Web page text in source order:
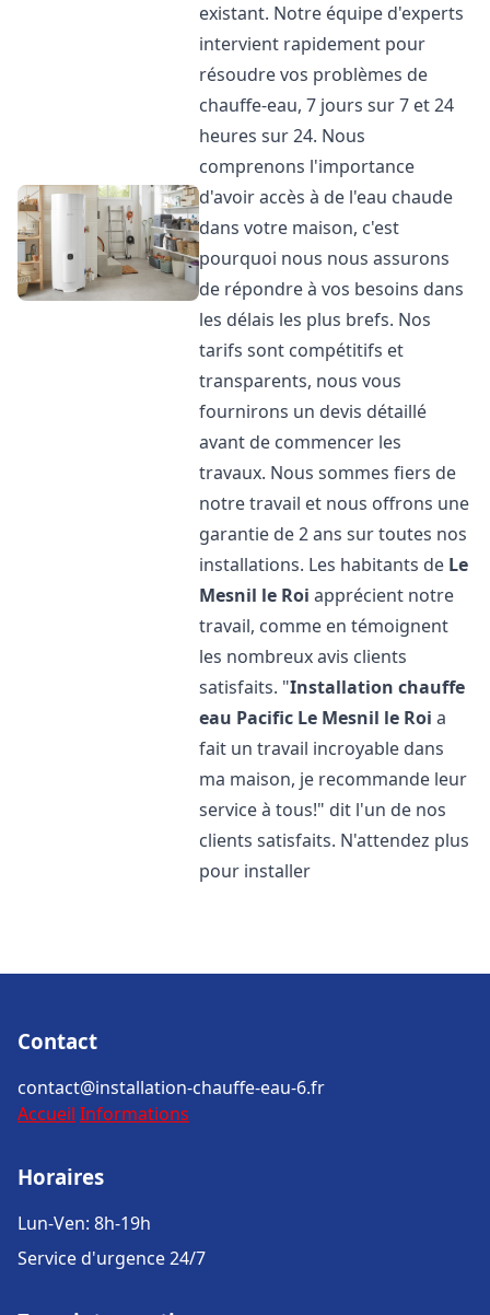
existant. Notre équipe d'experts
intervient rapidement pour
résoudre vos problèmes de
chauffe-eau, 7 jours sur 7 et 24
heures sur 24. Nous
comprenons l'importance
d'avoir accès à de l'eau chaude
dans votre maison, c'est
pourquoi nous nous assurons
de répondre à vos besoins dans
les délais les plus brefs. Nos
tarifs sont compétitifs et
transparents, nous vous
fournirons un devis détaillé
avant de commencer les
travaux. Nous sommes fiers de
notre travail et nous offrons une
garantie de 2 ans sur toutes nos
installations. Les habitants de Le
Mesnil le Roi apprécient notre
travail, comme en témoignent
les nombreux avis clients
satisfaits. "Installation chauffe
eau Pacific Le Mesnil le Roi a
fait un travail incroyable dans
ma maison, je recommande leur
service à tous!" dit l'un de nos
clients satisfaits. N'attendez plus
pour installer
Contact
contact@installation-chauffe-eau-6.fr
Accueil Informations
Horaires
Lun-Ven: 8h-19h
Service d'urgence 24/7